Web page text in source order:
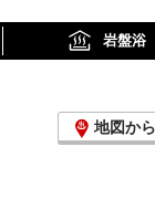
岩盤浴
地図か